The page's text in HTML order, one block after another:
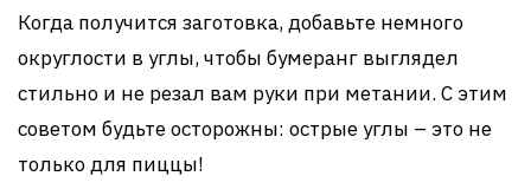
Когда получится заготовка, добавьте немного
округлости в углы, чтобы бумеранг выглядел
стильно и не резал вам руки при метании. С этим
советом будьте осторожны: острые углы – это не
только для пиццы!